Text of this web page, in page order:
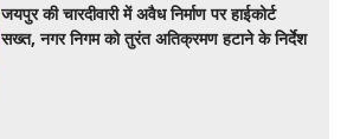
जयपुर की चारदीवारी में अवैध निर्माण पर हाईकोर्ट
सख्त, नगर निगम को तुरंत अतिक्रमण हटाने के निर्देश